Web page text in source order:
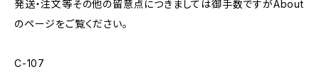
発送・注文等その他の留意点につきましては御手数ですがAbout
のページをご覧ください。
C-107